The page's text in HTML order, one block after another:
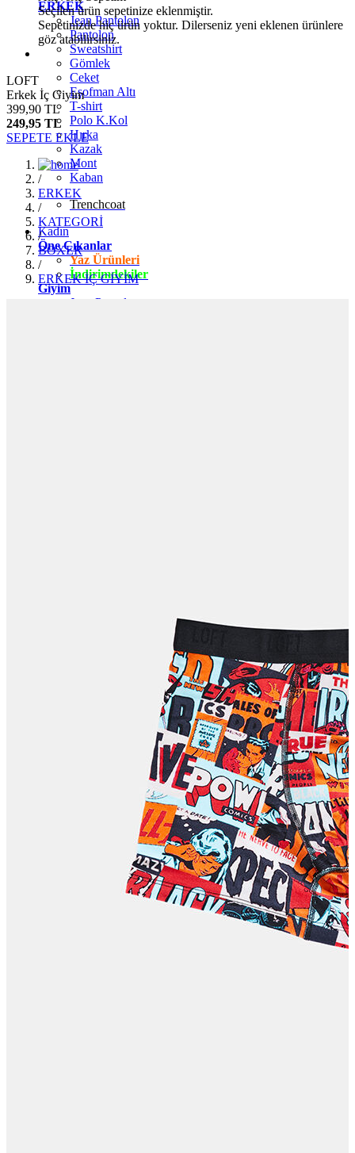
ERKEK
Jean Pantolon
Pantolon
Sweatshirt
Gömlek
Ceket
Eşofman Altı
T-shirt
Polo K.Kol
Hırka
Kazak
Mont
Kaban
Trenchcoat
Kadın
Öne Çıkanlar
Yaz Ürünleri
İndirimdekiler
Giyim
Jean Pantolon
Seçilen ürün sepetinize eklenmiştir.
Sepetinizde hiç ürün yoktur. Dilerseniz yeni eklenen ürünlere
göz atabilirsiniz.
LOFT
Erkek İç Giyim
399,90 TL
249,95 TL
SEPETE EKLE
/
ERKEK
/
KATEGORİ
/
BOXER
/
ERKEK İÇ GİYİM